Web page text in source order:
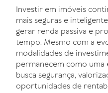
Investir em imóveis
mais seguras e
gerar renda passiva e
tempo. Mesmo com a
modalidades de
permanecem como uma
busca segurança,
oportunidades de